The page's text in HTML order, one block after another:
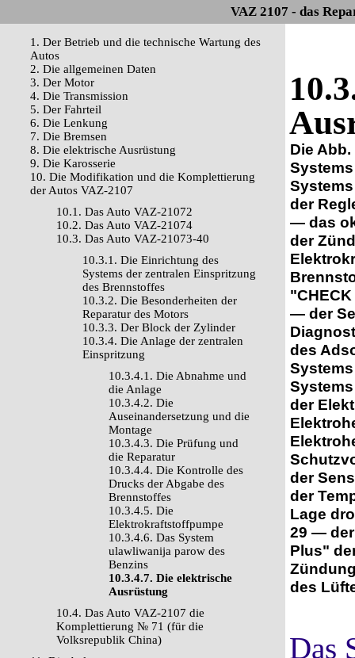
VAZ 2107 - das
1. Der Betrieb und die technische Wartung des
Autos
2. Die allgemeinen Daten
3. Der Motor
4. Die Transmission
5. Der Fahrteil
6. Die Lenkung
7. Die Bremsen
8. Die elektrische Ausrüstung
9. Die Karosserie
10. Die Modifikation und die Komplettierung
der Autos VAZ-2107
10.1. Das Auto VAZ-21072
10.2. Das Auto VAZ-21074
10.3. Das Auto VAZ-21073-40
10.3.1. Die Einrichtung des
Systems der zentralen Einspritzung
des Brennstoffes
10.3.2. Die Besonderheiten der
Reparatur des Motors
10.3.3. Der Block der Zylinder
10.3.4. Die Anlage der zentralen
Einspritzung
10.3.4.1. Die Abnahme und
die Anlage
10.3.4.2. Die
Auseinandersetzung und die
Montage
10.3.4.3. Die Prüfung und
die Reparatur
10.3.4.4. Die Kontrolle des
Drucks der Abgabe des
Brennstoffes
10.3.4.5. Die
Elektrokraftstoffpumpe
10.3.4.6. Das System
ulawliwanija parow des
Benzins
10.3.4.7. Die elektrische
Ausrüstung
10.4. Das Auto VAZ-2107 die
Komplettierung № 71 (für die
Volksrepublik China)
Die
der
— das
der
— der
des
der
der
der
Lage
29 —
Plus"
des
Das